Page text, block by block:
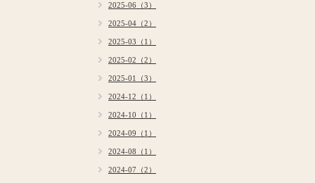
2025-06（3）
2025-04（2）
2025-03（1）
2025-02（2）
2025-01（3）
2024-12（1）
2024-10（1）
2024-09（1）
2024-08（1）
2024-07（2）